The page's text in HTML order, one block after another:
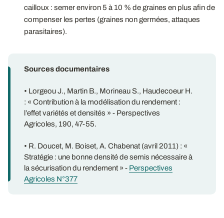
cailloux : semer environ 5 à 10 % de graines en plus afin de
compenser les pertes (graines non germées, attaques
parasitaires).
Sources documentaires
• Lorgeou J., Martin B., Morineau S., Haudecoeur H.
: « Contribution à la modélisation du rendement :
l’effet variétés et densités » - Perspectives
Agricoles, 190, 47-55.
• R. Doucet, M. Boiset, A. Chabenat (avril 2011) : «
Stratégie : une bonne densité de semis nécessaire à
la sécurisation du rendement » - Perspectives
Agricoles N°377